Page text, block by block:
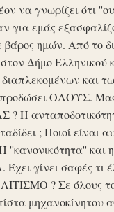
να γνωρίζει ότι
για εμάς
βάρος ημών. Από το
Δήμο Ελληνικού
και
ΟΛΟΥΣ.
Η
; Ποιοί είναι
Η ''κανονικότητα''
γίνει σαφές τι
? Σε όλους
μηχανοκίνητου